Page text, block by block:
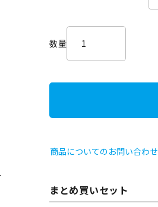
商品についてのお問い合わせ
まとめ買いセット